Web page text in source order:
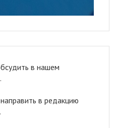
в нашем
.
в редакцию